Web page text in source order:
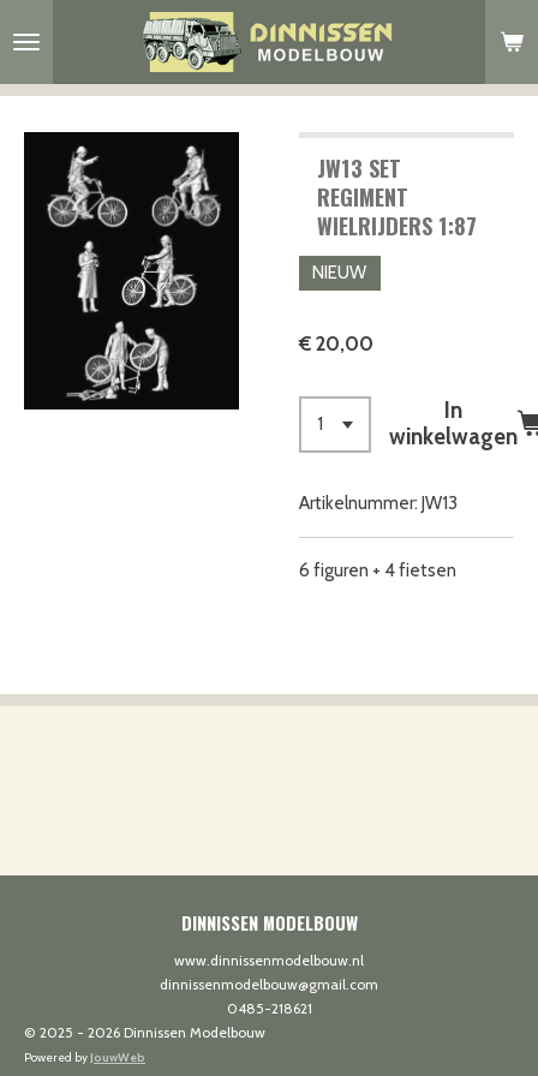
direct
naar
hoofdinhoud
JW13 SET
REGIMENT
WIELRIJDERS 1:87
NIEUW
€ 20,00
In
winkelwagen
Artikelnummer: JW13
6 figuren + 4 fietsen
DINNISSEN MODELBOUW
www.dinnissenmodelbouw.nl
dinnissenmodelbouw@gmail.com
0485-218621
© 2025 - 2026 Dinnissen Modelbouw
Powered byJouwWeb